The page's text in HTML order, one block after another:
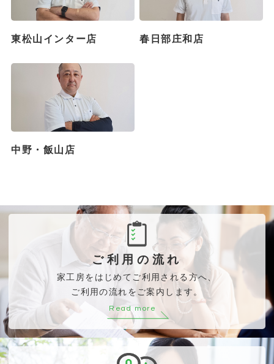
東松山インター店 春日部庄和店
中野・飯山店
ご利用の流れ
家工房をはじめてご利用される方へ、
ご利用の流れをご案内します。
Read more